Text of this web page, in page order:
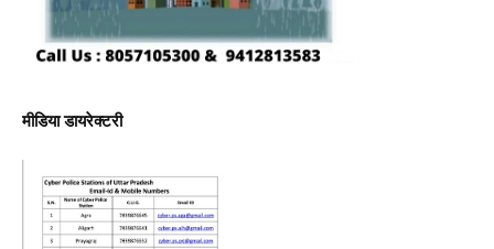
मीडिया डायरेक्टरी